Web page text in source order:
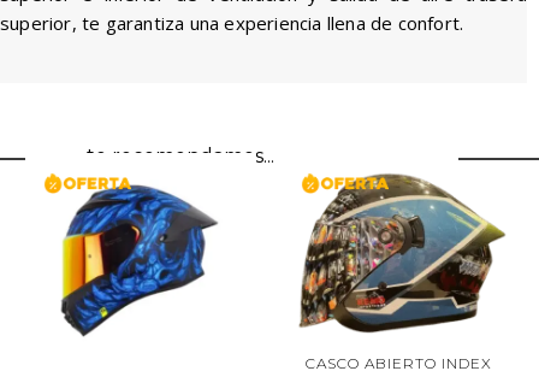
superior, te garantiza una experiencia llena de confort.
te recomendamos...
CASCO ABIERTO INDEX